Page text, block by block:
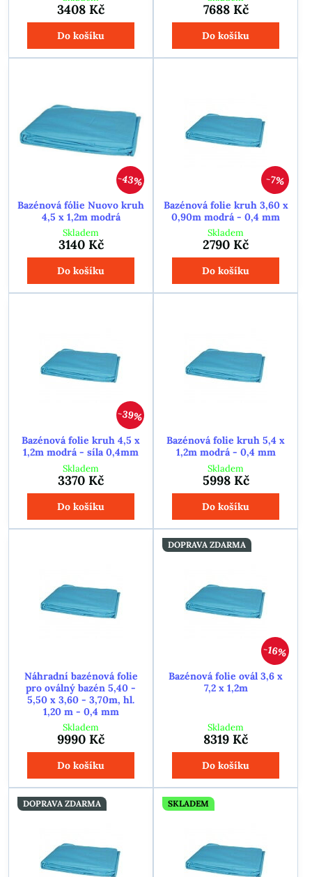
3408 Kč
Do košíku
7688 Kč
Do košíku
43%
Bazénová fólie Nuovo kruh
4,5 x 1,2m modrá
Skladem
3140 Kč
Do košíku
7%
Bazénová folie kruh 3,60 x
0,90m modrá - 0,4 mm
Skladem
2790 Kč
Do košíku
39%
Bazénová folie kruh 4,5 x
1,2m modrá - síla 0,4mm
Skladem
3370 Kč
Do košíku
Bazénová folie kruh 5,4 x
1,2m modrá - 0,4 mm
Skladem
5998 Kč
Do košíku
Náhradní bazénová folie
pro oválný bazén 5,40 -
5,50 x 3,60 - 3,70m, hl.
1,20 m - 0,4 mm
Skladem
9990 Kč
Do košíku
16%
DOPRAVA ZDARMA
Bazénová folie ovál 3,6 x
7,2 x 1,2m
Skladem
8319 Kč
Do košíku
DOPRAVA ZDARMA SKLADEM